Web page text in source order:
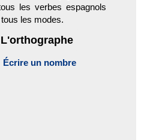
les verbes espagnols
les modes.
L'orthographe
Écrire un nombre